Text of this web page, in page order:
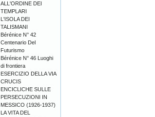
ALL'ORDINE DEI
TEMPLARI
L'ISOLA DEI
TALISMANI
Bérénice N° 42
Centenario Del
Futurismo
Bérénice N° 46 Luoghi
di frontiera
ESERCIZIO DELLA VIA
CRUCIS
ENCICLICHE SULLE
PERSECUZIONI IN
MESSICO (1926-1937)
LA VITA DEL